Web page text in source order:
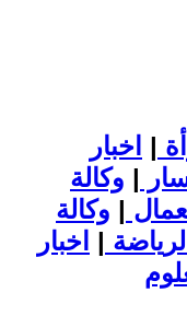
| اخبار
| وكالة
| وكالة
| اخبار